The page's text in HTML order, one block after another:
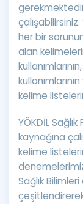
her bir
alan
kelime
YÖKDİL
kaynağına
kelime
Sağlık Bilimleri